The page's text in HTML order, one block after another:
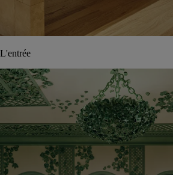
L'entrée